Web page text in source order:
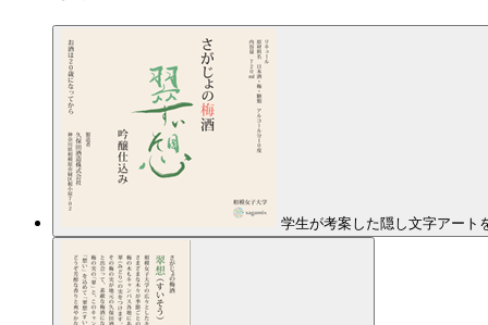
学生が考案した隠し文字アート